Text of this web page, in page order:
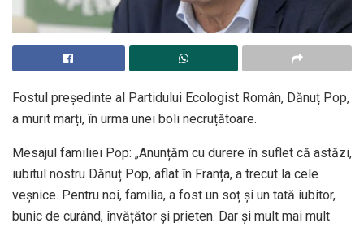
Fostul președinte al Partidului Ecologist Român, Dănuț Pop,
a murit marți, în urma unei boli necruțătoare.
Mesajul familiei Pop: „Anunțăm cu durere în suflet că astăzi,
iubitul nostru Dănuț Pop, aflat în Franța, a trecut la cele
veșnice. Pentru noi, familia, a fost un soț și un tată iubitor,
bunic de curând, învățător și prieten. Dar și mult mai mult